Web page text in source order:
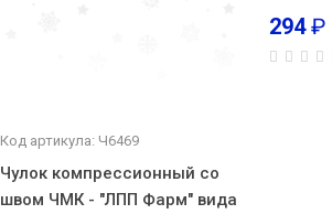
Код артикула: Ч6469
Чулок компрессионный со
швом ЧМК - "ЛПП Фарм" вида
294₽